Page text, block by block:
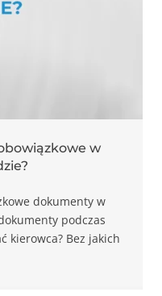
w
dokumenty w
podczas
kierowca? Bez jakich